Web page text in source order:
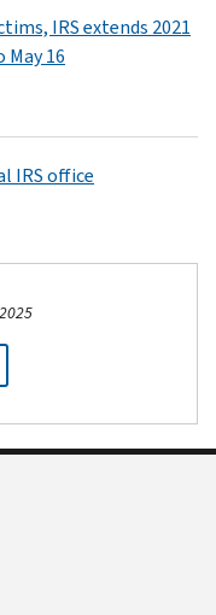
IRS extends 2021
16
IRS office